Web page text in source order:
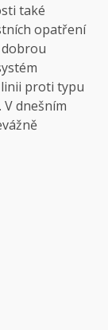
také
opatření
proti typu
dnešním